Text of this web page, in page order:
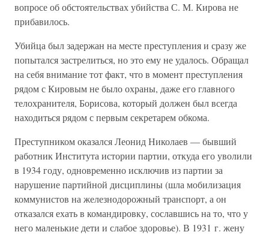
вопросе об обстоятельствах убийства С. М. Кирова не
прибавилось.
Убийца был задержан на месте преступления и сразу же
попытался застрелиться, но это ему не удалось. Обращал
на себя внимание тот факт, что в момент преступления
рядом с Кировым не было охраны, даже его главного
телохранителя, Борисова, который должен был всегда
находиться рядом с первым секретарем обкома.
Преступником оказался Леонид Николаев — бывший
работник Института истории партии, откуда его уволили
в 1934 году, одновременно исключив из партии за
нарушение партийной дисциплины (шла мобилизация
коммунистов на железнодорожный транспорт, а он
отказался ехать в командировку, сославшись на то, что у
него маленькие дети и слабое здоровье). В 1931 г. жену